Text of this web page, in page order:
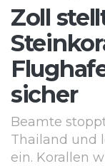
Zoll
sicher
Beamte
Thailand und
ein. Korallen